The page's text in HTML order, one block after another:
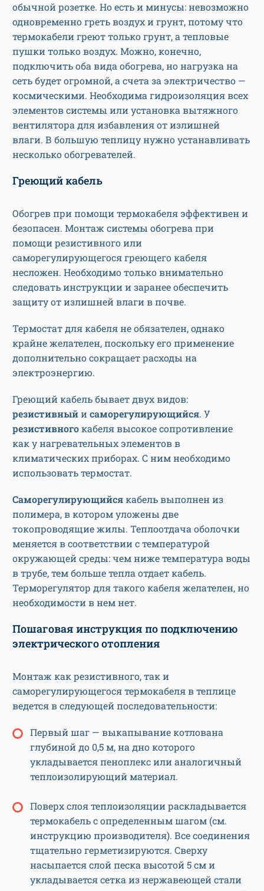
обычной розетке. Но есть и минусы: невозможно
одновременно греть воздух и грунт, потому что
термокабели греют только грунт, а тепловые
пушки только воздух. Можно, конечно,
подключить оба вида обогрева, но нагрузка на
сеть будет огромной, а счета за электричество —
космическими. Необходима гидроизоляция всех
элементов системы или установка вытяжного
вентилятора для избавления от излишней
влаги. В большую теплицу нужно устанавливать
несколько обогревателей.
Греющий кабель
Обогрев при помощи термокабеля эффективен и
безопасен. Монтаж системы обогрева при
помощи резистивного или
саморегулирующегося греющего кабеля
несложен. Необходимо только внимательно
следовать инструкции и заранее обеспечить
защиту от излишней влаги в почве.
Термостат для кабеля не обязателен, однако
крайне желателен, поскольку его применение
дополнительно сокращает расходы на
электроэнергию.
Греющий кабель бывает двух видов:
резистивныйисаморегулирующийся. У
резистивногокабеля высокое сопротивление
как у нагревательных элементов в
климатических приборах. С ним необходимо
использовать термостат.
Саморегулирующийсякабель выполнен из
полимера, в котором уложены две
токопроводящие жилы. Теплоотдача оболочки
меняется в соответствии с температурой
окружающей среды: чем ниже температура воды
в трубе, тем больше тепла отдает кабель.
Терморегулятор для такого кабеля желателен, но
необходимости в нем нет.
Пошаговая инструкция по подключению
электрического отопления
Монтаж как резистивного, так и
саморегулирующегося термокабеля в теплице
ведется в следующей последовательности:
Первый шаг — выкапывание котлована
глубиной до 0,5 м, на дно которого
укладывается пеноплекс или аналогичный
теплоизолирующий материал.
Поверх слоя теплоизоляции раскладывается
термокабель с определенным шагом (см.
инструкцию производителя). Все соединения
тщательно герметизируются. Сверху
насыпается слой песка высотой 5 см и
укладывается сетка из нержавеющей стали